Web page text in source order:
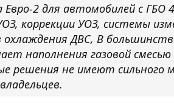
2 для автомобилей с ГБО
коррекции УОЗ, системы
ДВС, В
наполнения газовой
решения не имеют сильного